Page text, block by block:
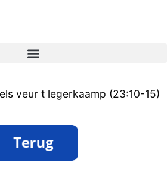
veur t legerkaamp (23:10-15)